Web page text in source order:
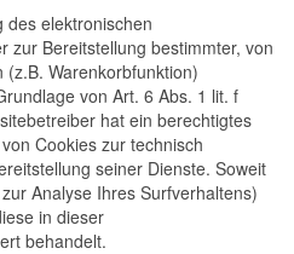
des elektronischen
zur Bereitstellung bestimmter, von
Warenkorbfunktion)
von Art. 6 Abs. 1 lit. f
hat ein berechtigtes
Cookies zur technisch
seiner Dienste. Soweit
Analyse Ihres Surfverhaltens)
in dieser
behandelt.